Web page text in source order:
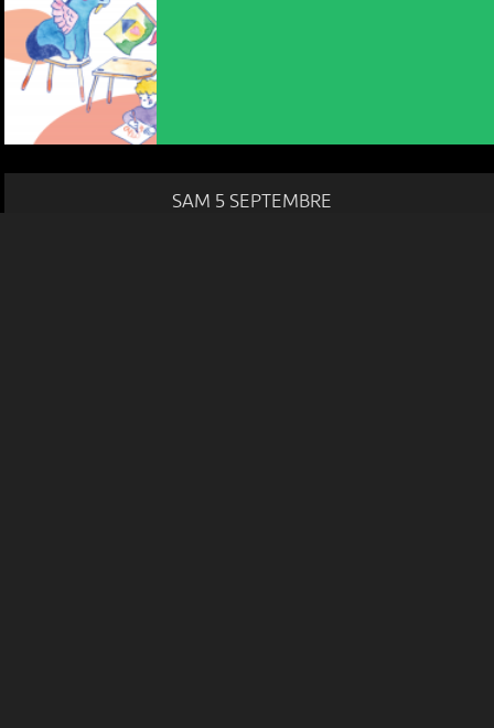
En poursuivant votre navigation sur le culturoscoPe site vous
consentez à l’utilisation de cookies. Les cookies nous
permettent d'analyser le trafic, d’affiner les contenus mis à
votre disposition et renseigner les acteurs·trices culturel·le·s sur
l'intérêt porté à leurs événements.
Plus d'infos
SAM 5 SEPTEMBRE